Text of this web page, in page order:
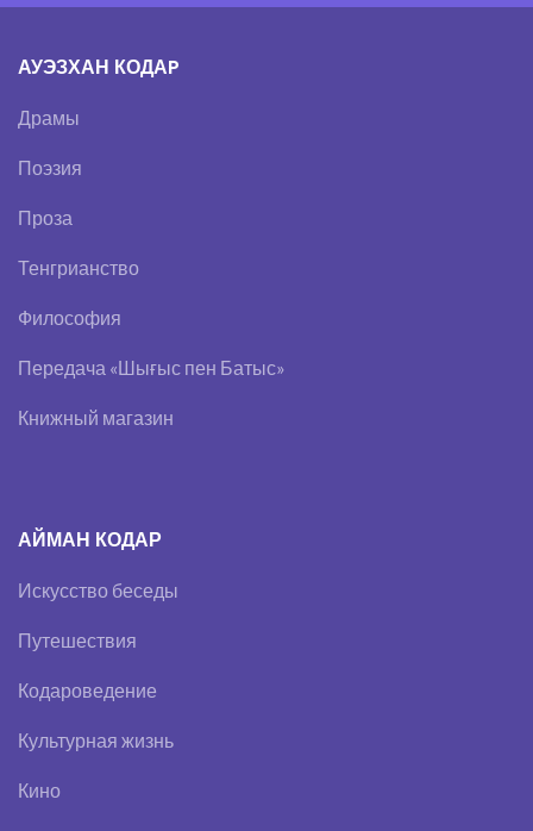
АУЭЗХАН КОДАP
Драмы
Поэзия
Проза
Тенгрианство
Философия
Передача «Шығыс пен Батыс»
Книжный магазин
АЙМАН КОДАР
Искусство беседы
Путешествия
Кодароведение
Культурная жизнь
Кино